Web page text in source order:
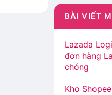
BÀI VIẾT
Lazada
đơn hàng
chóng
Kho